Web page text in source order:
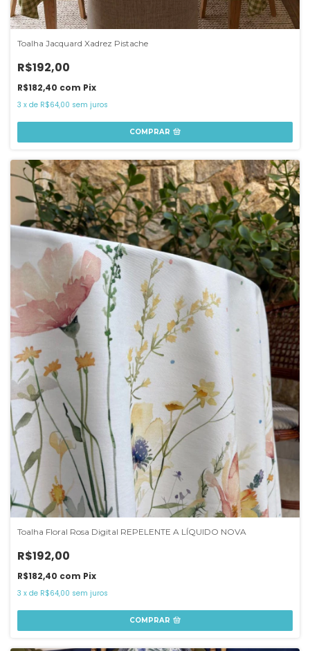
Toalha Jacquard Xadrez Pistache
R$192,00
R$182,40 com Pix
3 x de R$64,00 sem juros
COMPRAR
Toalha Floral Rosa Digital REPELENTE A LÍQUIDO NOVA
R$192,00
R$182,40 com Pix
3 x de R$64,00 sem juros
COMPRAR